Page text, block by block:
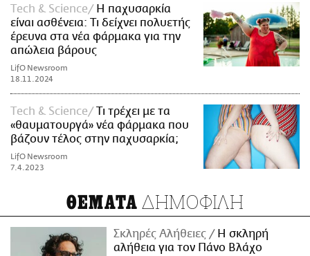
Τech & Science
Η παχυσαρκία
είναι ασθένεια: Τι δείχνει πολυετής
έρευνα στα νέα φάρμακα για την
απώλεια βάρους
LifO Newsroom
18.11.2024
Τech & Science
Τι τρέχει με τα
«θαυματουργά» νέα φάρμακα που
βάζουν τέλος στην παχυσαρκία;
LifO Newsroom
7.4.2023
ΘΕΜΑΤΑ ΔΗΜΟΦΙΛΗ
Σκληρές Αλήθειες
H σκληρή
αλήθεια για τον Πάνο Βλάχο